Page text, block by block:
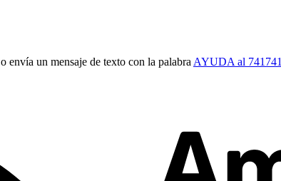
o envía un mensaje de texto con la palabra AYUDA al 741741